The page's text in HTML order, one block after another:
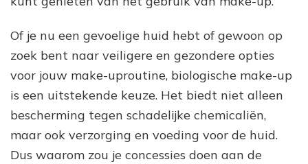
Of je nu een gevoelige huid hebt of gewoon op
zoek bent naar veiligere en gezondere opties
voor jouw make-uproutine, biologische make-up
is een uitstekende keuze. Het biedt niet alleen
bescherming tegen schadelijke chemicaliën,
maar ook verzorging en voeding voor de huid.
Dus waarom zou je concessies doen aan de